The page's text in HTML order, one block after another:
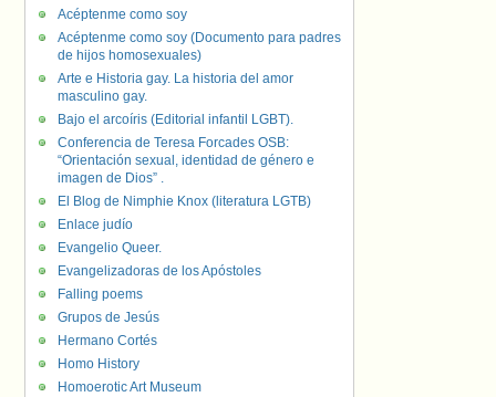
Acéptenme como soy
Acéptenme como soy (Documento para padres
de hijos homosexuales)
Arte e Historia gay. La historia del amor
masculino gay.
Bajo el arcoíris (Editorial infantil LGBT).
Conferencia de Teresa Forcades OSB:
“Orientación sexual, identidad de género e
imagen de Dios” .
El Blog de Nimphie Knox (literatura LGTB)
Enlace judío
Evangelio Queer.
Evangelizadoras de los Apóstoles
Falling poems
Grupos de Jesús
Hermano Cortés
Homo History
Homoerotic Art Museum